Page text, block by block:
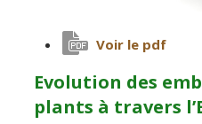
Voir le pdf
Evolution des
plants à travers